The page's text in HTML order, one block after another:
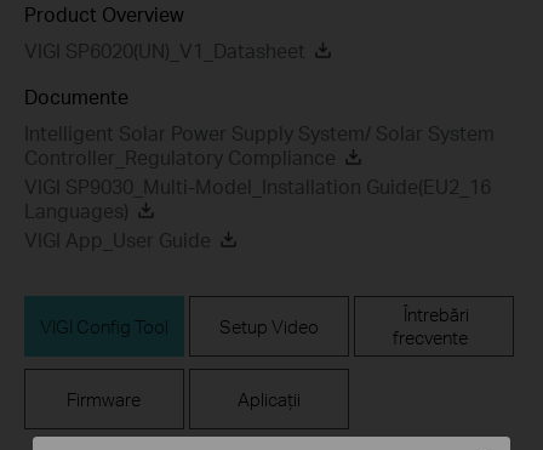
Product Overview
VIGI SP6020(UN)_V1_Datasheet
Documente
Intelligent Solar Power Supply System/ Solar System
Controller_Regulatory Compliance
VIGI SP9030_Multi-Model_Installation Guide(EU2_16
Languages)
VIGI App_User Guide
VIGI Config Tool Setup Video
Întrebări
frecvente
Firmware Aplicații